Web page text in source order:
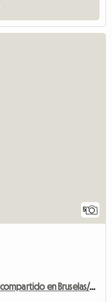
5
Habitación en un apartamento dúplex compartido en Bruselas/Atomium